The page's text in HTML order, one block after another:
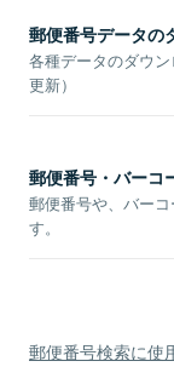
郵便番号データの
各種データのダウ
更新）
郵便番号・バーコ
郵便番号や、バー
す。
郵便番号検索に使